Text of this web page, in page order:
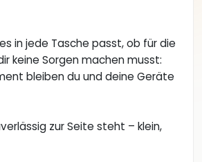
in jede Tasche passt, ob für die
keine Sorgen machen musst:
bleiben du und deine Geräte
zur Seite steht – klein,